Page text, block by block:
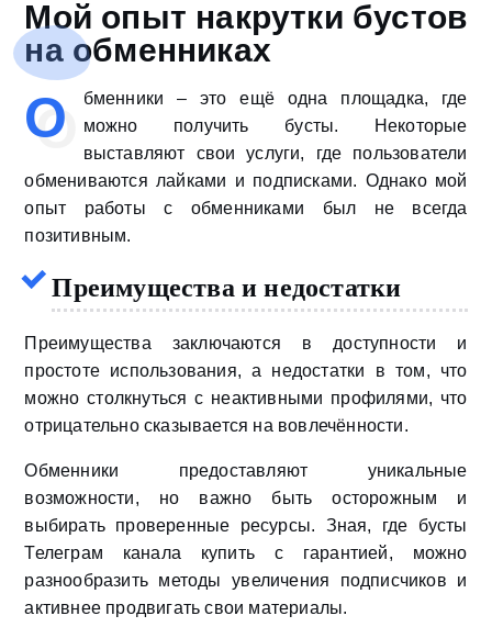
Мой опыт накрутки бустов
на обменниках
О
бменники – это ещё одна площадка, где
можно получить бусты. Некоторые
выставляют свои услуги, где пользователи
обмениваются лайками и подписками. Однако мой
опыт работы с обменниками был не всегда
позитивным.
Преимущества и недостатки
Преимущества заключаются в доступности и
простоте использования, а недостатки в том, что
можно столкнуться с неактивными профилями, что
отрицательно сказывается на вовлечённости.
Обменники предоставляют уникальные
возможности, но важно быть осторожным и
выбирать проверенные ресурсы. Зная, где бусты
Телеграм канала купить с гарантией, можно
разнообразить методы увеличения подписчиков и
активнее продвигать свои материалы.